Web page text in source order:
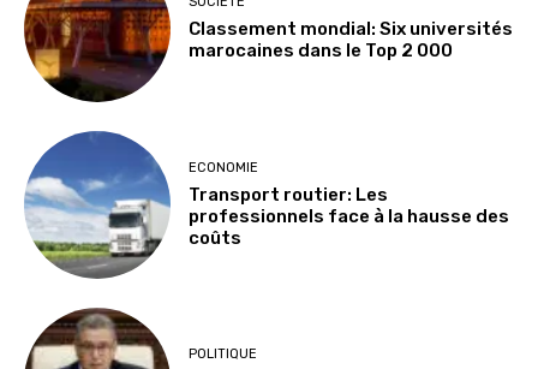
Classement mondial: Six universités
marocaines dans le Top 2 000
ECONOMIE
Transport routier: Les
professionnels face à la hausse des
coûts
POLITIQUE